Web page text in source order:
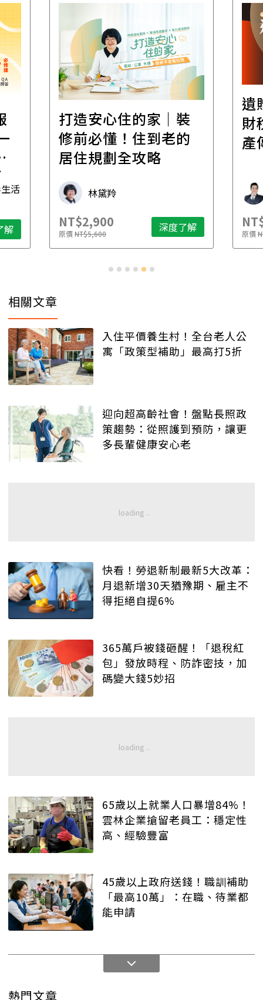
活
解
打造安心住的家｜裝
修前必懂！住到老的
居住規劃全攻略
林黛羚
NT$2,900
原價NT$5,600 深度了解
遺
財
產
原價
相關文章
入住平價養生村！全台老人公
寓「政策型補助」最高打5折
迎向超高齡社會！盤點長照政
策趨勢：從照護到預防，讓更
多長輩健康安心老
快看！勞退新制最新5大改革：
月退新增30天猶豫期、雇主不
得拒絕自提6%
365萬戶被錢砸醒！「退稅紅
包」發放時程、防詐密技，加
碼變大錢5妙招
65歲以上就業人口暴增84%！
雲林企業搶留老員工：穩定性
高、經驗豐富
45歲以上政府送錢！職訓補助
「最高10萬」：在職、待業都
能申請
熱門文章